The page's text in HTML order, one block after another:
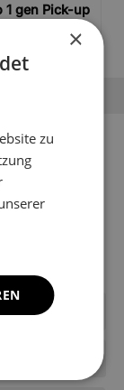
1 gen Pick-up
Katalog des
Sie uns, um
Modell zu
×
zu